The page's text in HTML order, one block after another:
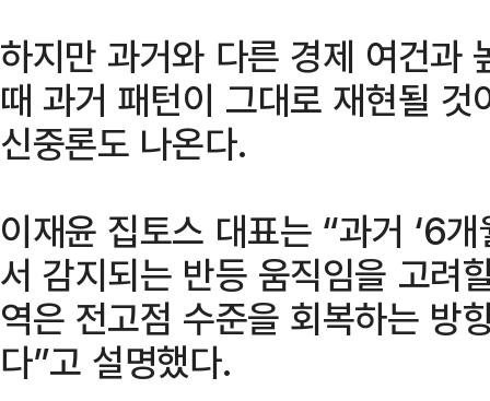
하지만 과거와 다른 경제 여건과
때 과거 패턴이 그대로 재현될
신중론도 나온다.
이재윤 집토스 대표는 “과거 ‘6
서 감지되는 반등 움직임을 고려
역은 전고점 수준을 회복하는 방
다”고 설명했다.